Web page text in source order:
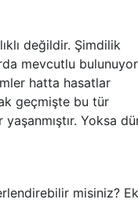
değildir. Şimdilik
mevcutlu
hatta hasatlar
geçmişte bu tür
Yoksa
misiniz?